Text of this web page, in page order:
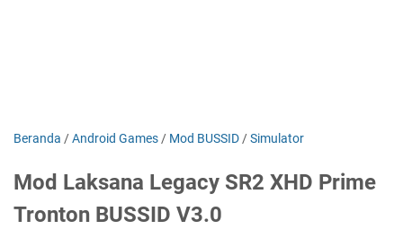
Beranda /Android Games / Mod BUSSID /Simulator
Mod Laksana Legacy SR2 XHD Prime
Tronton BUSSID V3.0